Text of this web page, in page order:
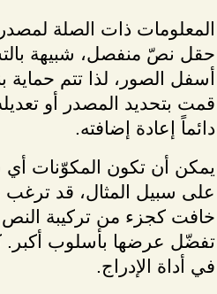
المعلومات ذات الصلة
حقل نصّ منفصل، شبيهة
أسفل الصور، لذا تتم حماية
قمت بتحديد المصدر أو
دائماً إعادة إضافته.
يمكن أن تكون المكوّنات
على سبيل المثال، قد
خافت كجزء من تركيبة
تفضّل عرضها بأسلوب أكبر.
في أداة الإدراج.